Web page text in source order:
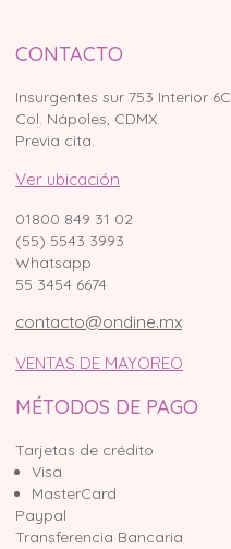
CONTACTO
Insurgentes sur 753 Interior 6C
Col. Nápoles, CDMX.
Previa cita.
Ver ubicación
01800 849 31 02
(55) 5543 3993
Whatsapp
55 3454 6674
contacto@ondine.mx
VENTAS DE MAYOREO
MÉTODOS DE PAGO
Tarjetas de crédito
Visa
MasterCard
Paypal
Transferencia Bancaria